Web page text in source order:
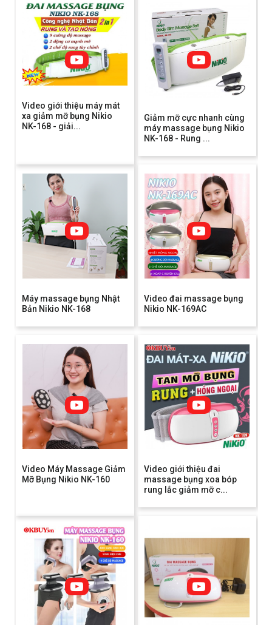
Video giới thiệu máy mát
xa giảm mỡ bụng Nikio
NK-168 - giải...
Giảm mỡ cực nhanh cùng
máy massage bụng Nikio
NK-168 - Rung ...
Máy massage bụng Nhật
Bản Nikio NK-168
Video đai massage bụng
Nikio NK-169AC
Video Máy Massage Giảm
Mỡ Bụng Nikio NK-160
Video giới thiệu đai
massage bụng xoa bóp
rung lắc giảm mỡ c...